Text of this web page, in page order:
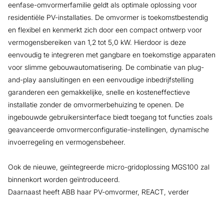
eenfase-omvormerfamilie geldt als optimale oplossing voor
residentiële PV-installaties. De omvormer is toekomstbestendig
en flexibel en kenmerkt zich door een compact ontwerp voor
vermogensbereiken van 1,2 tot 5,0 kW. Hierdoor is deze
eenvoudig te integreren met gangbare en toekomstige apparaten
voor slimme gebouwautomatisering. De combinatie van plug-
and-play aansluitingen en een eenvoudige inbedrijfstelling
garanderen een gemakkelijke, snelle en kosteneffectieve
installatie zonder de omvormerbehuizing te openen. De
ingebouwde gebruikersinterface biedt toegang tot functies zoals
geavanceerde omvormerconfiguratie-instellingen, dynamische
invoerregeling en vermogensbeheer.
Ook de nieuwe, geïntegreerde micro-gridoplossing MGS100 zal
binnenkort worden geïntroduceerd.
Daarnaast heeft ABB haar PV-omvormer, REACT, verder